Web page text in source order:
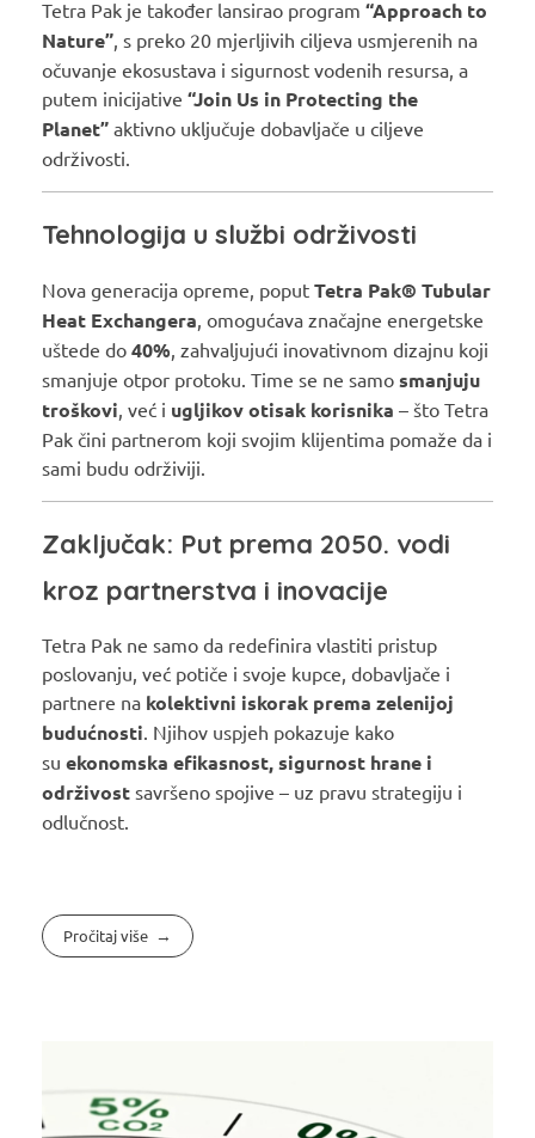
Tetra Pak je također lansirao program “Approach to
Nature”, s preko 20 mjerljivih ciljeva usmjerenih na
očuvanje ekosustava i sigurnost vodenih resursa, a
putem inicijative “Join Us in Protecting the
Planet” aktivno uključuje dobavljače u ciljeve
održivosti.
Tehnologija u službi održivosti
Nova generacija opreme, poput Tetra Pak® Tubular
Heat Exchangera , omogućava značajne energetske
uštede do 40% , zahvaljujući inovativnom dizajnu koji
smanjuje otpor protoku. Time se ne samo smanjuju
troškovi , već i ugljikov otisak korisnika – što Tetra
Pak čini partnerom koji svojim klijentima pomaže da i
sami budu održiviji.
Zaključak: Put prema 2050. vodi
kroz partnerstva i inovacije
Tetra Pak ne samo da redefinira vlastiti pristup
poslovanju, već potiče i svoje kupce, dobavljače i
partnere na kolektivni iskorak prema zelenijoj
budućnosti . Njihov uspjeh pokazuje kako
su ekonomska efikasnost, sigurnost hrane i
održivost savršeno spojive – uz pravu strategiju i
odlučnost.
Pročitaj više